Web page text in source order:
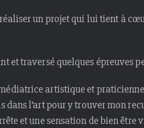
un projet qui lui tient à
et traversé quelques épreuves
artistique et
dans l’art pour y trouver mon
et une sensation de bien